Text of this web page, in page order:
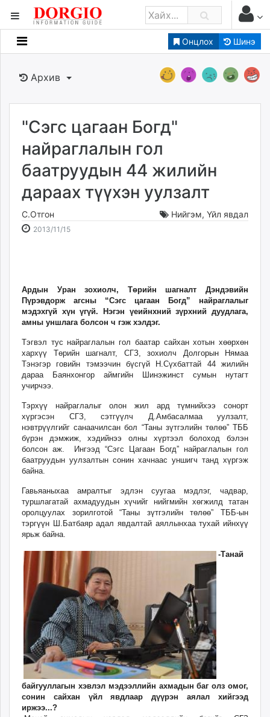
Онцлох Шинэ
Мэдээллийн
Банк санхүү
Бизнес ААН
Төрийн
dorgio.mn
Gogo.mn
caak.mn
news.mn
zindaa.mn
mnb.mn
Livetv.mn
Eguur.mn
24tsag.mn
shuud.mn
eagle.mn
ergelt.mn
zarig.mn
today.mn
zuv.mn
mminfo.mn
ugluu.mn
urlag.mn
unen.mn
asu.mn
shudarga.mn
shuurhai.mn
unuudur.mn
isee.mn
mglradio.com
fact.mn
itoim.mn
tumen.mn
shuum.mn
times.mn
tvmongolia.mn
mass.mn
unegui.mn
Архив
"Сэгс цагаан Богд"
найраглалын гол
баатруудын 44 жилийн
дараах түүхэн уулзалт
С.Отгон Нийгэм, Үйл явдал
2013/11/152013-
2026-
Ардын Уран зохиолч, Төрийн шагналт Дэндэвийн
Пүрэвдорж агсны “Сэгс цагаан Богд” найраглалыг
мэдэхгүй хүн үгүй. Нэгэн үеийнхний зүрхний дуудлага,
амны уншлага болсон ч гэж хэлдэг.
Тэгвэл тус найраглалын гол баатар сайхан хотын хөөрхөн
хархүү Төрийн шагналт, СГЗ, зохиолч Долгорын Нямаа
Тэнэгэр говийн тэмээчин бүсгүй Н.Сүхбаттай 44 жилийн
дараа Баянхонгор аймгийн Шинэжинст сумын нутагт
учирчээ.
Тэрхүү найраглалыг олон жил ард түмнийхээ сонорт
хүргэсэн СГЗ, сэтгүүлч Д.Амбасалмаа уулзалт,
нэвтрүүлгийг санаачилсан бол “Таны зүтгэлийн төлөө” ТББ
бүрэн дэмжиж, хэдийнээ олны хүртээл болоход бэлэн
болсон аж. Ингээд “Сэгс Цагаан Богд” найраглалын гол
баатруудын уулзалтын сонин хачнаас уншигч танд хүргэж
байна.
Гавьяаныхаа амралтыг эдлэн суугаа мэдлэг, чадвар,
туршлагатай ахмадуудын хүчийг нийгмийн хөгжилд татан
оролцуулах зорилготой “Таны зүтгэлийн төлөө” ТББ-ын
тэргүүн Ш.Батбаяр адал явдалтай аяллынхаа тухай ийнхүү
ярьж байна.
-Танай
байгууллагын хэвлэл мэдээллийн ахмадын баг олз омог,
сонин сайхан үйл явдлаар дүүрэн аялал хийгээд
иржээ...?